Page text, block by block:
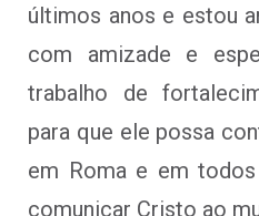
últimos anos e estou
com amizade e
trabalho de
para que ele possa
em Roma e em
comunicar Cristo ao